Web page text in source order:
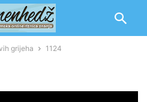
grijeha 1124